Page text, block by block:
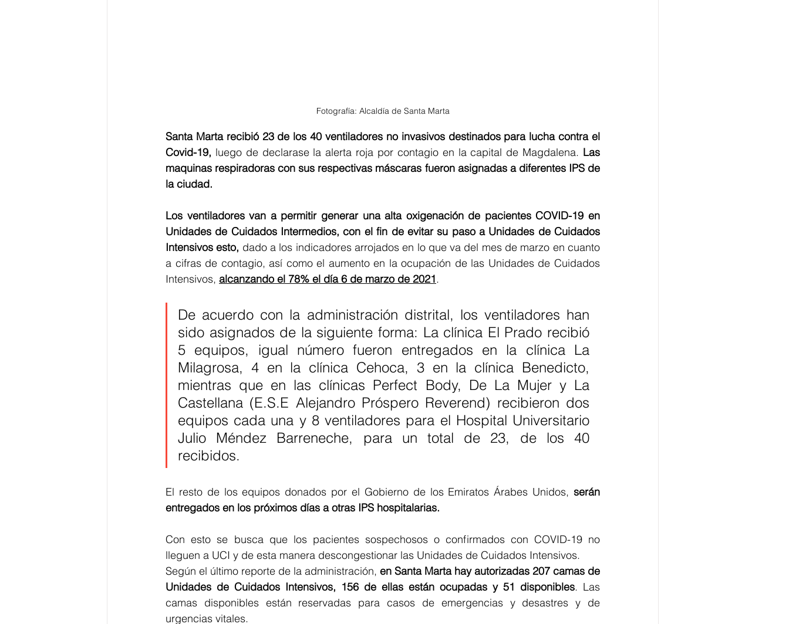
Fotografía: Alcaldía de Santa Marta
Santa Marta recibió 23 de los 40 ventiladores no invasivos destinados para lucha contra el
Covid-19, luego de declarase la alerta roja por contagio en la capital de Magdalena. Las
maquinas respiradoras con sus respectivas máscaras fueron asignadas a diferentes IPS de
la ciudad.
Los ventiladores van a permitir generar una alta oxigenación de pacientes COVID-19 en
Unidades de Cuidados Intermedios, con el fin de evitar su paso a Unidades de Cuidados
Intensivos esto, dado a los indicadores arrojados en lo que va del mes de marzo en cuanto
a cifras de contagio, así como el aumento en la ocupación de las Unidades de Cuidados
Intensivos, alcanzando el 78% el día 6 de marzo de 2021.
De acuerdo con la administración distrital, los ventiladores han
sido asignados de la siguiente forma: La clínica El Prado recibió
5 equipos, igual número fueron entregados en la clínica La
Milagrosa, 4 en la clínica Cehoca, 3 en la clínica Benedicto,
mientras que en las clínicas Perfect Body, De La Mujer y La
Castellana (E.S.E Alejandro Próspero Reverend) recibieron dos
equipos cada una y 8 ventiladores para el Hospital Universitario
Julio Méndez Barreneche, para un total de 23, de los 40
recibidos.
El resto de los equipos donados por el Gobierno de los Emiratos Árabes Unidos, serán
entregados en los próximos días a otras IPS hospitalarias.
Con esto se busca que los pacientes sospechosos o confirmados con COVID-19 no
lleguen a UCI y de esta manera descongestionar las Unidades de Cuidados Intensivos.
Según el último reporte de la administración, en Santa Marta hay autorizadas 207 camas de
Unidades de Cuidados Intensivos, 156 de ellas están ocupadas y 51 disponibles. Las
camas disponibles están reservadas para casos de emergencias y desastres y de
urgencias vitales.